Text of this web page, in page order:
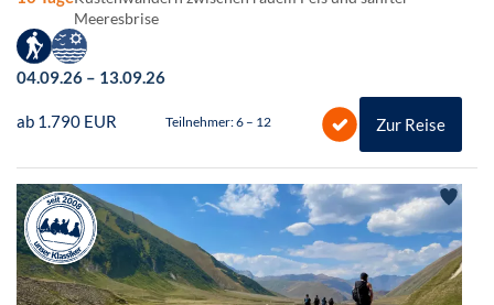
Meeresbrise
04.09.26 – 13.09.26
ab 1.790 EUR Teilnehmer: 6 – 12 Zur Reise